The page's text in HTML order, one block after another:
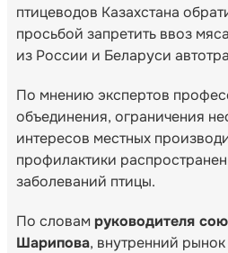
птицеводов Казахстана
просьбой запретить ввоз
из России и Беларуси
По мнению экспертов
объединения, ограничения
интересов местных
профилактики
заболеваний птицы.
По словам руководителя
Шарипова, внутренний рынок